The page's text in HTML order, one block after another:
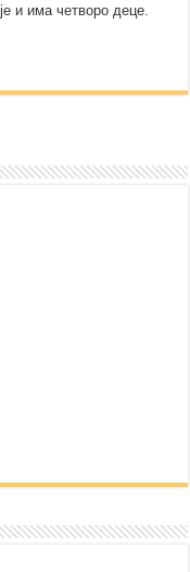
и има четворо деце.